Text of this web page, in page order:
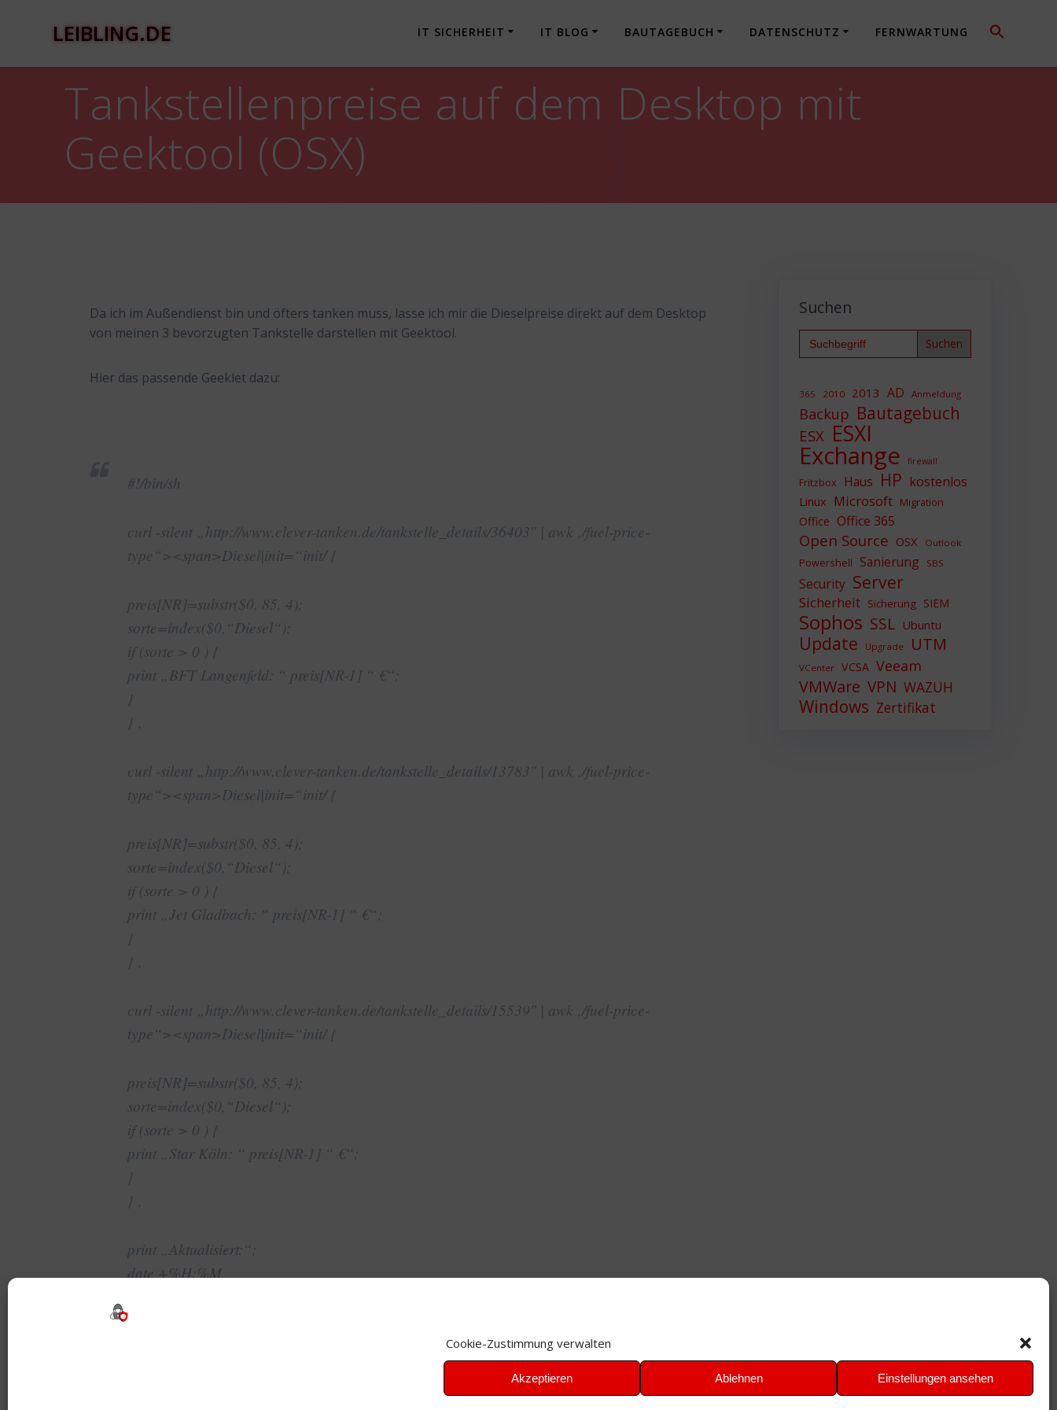
Cookie-Zustimmung verwalten
Akzeptieren Ablehnen Einstellungen ansehen
LEIBLING.DE IT SICHERHEIT IT BLOG BAUTAGEBUCH DATENSCHUTZ FERNWARTUNG
Tankstellenpreise auf dem Desktop mit
Geektool (OSX)
Da ich im Außendienst bin und öfters tanken muss, lasse ich mir die Dieselpreise direkt auf dem Desktop
von meinen 3 bevorzugten Tankstelle darstellen mit Geektool.
Hier das passende Geeklet dazu:
#!/bin/sh
curl -silent „http://www.clever-tanken.de/tankstelle_details/36403″ | awk ‚/fuel-price-
type“><span>Diesel|init=“init/ {
preis[NR]=substr($0, 85, 4);
sorte=index($0,“Diesel“);
if (sorte > 0 ) {
print „BFT Langenfeld: “ preis[NR-1] “ €“;
}
} ‚
curl -silent „http://www.clever-tanken.de/tankstelle_details/13783″ | awk ‚/fuel-price-
type“><span>Diesel|init=“init/ {
preis[NR]=substr($0, 85, 4);
sorte=index($0,“Diesel“);
if (sorte > 0 ) {
print „Jet Gladbach: “ preis[NR-1] “ €“;
}
} ‚
curl -silent „http://www.clever-tanken.de/tankstelle_details/15539″ | awk ‚/fuel-price-
type“><span>Diesel|init=“init/ {
preis[NR]=substr($0, 85, 4);
sorte=index($0,“Diesel“);
if (sorte > 0 ) {
print „Star Köln: “ preis[NR-1] “ €“;
}
} ‚
print „Aktualisiert:“;
date +%H:%M
Suchen
Search
for:
365 2010 2013 AD Anmeldung
Backup Bautagebuch
ESX ESXI
Exchange firewall
Fritzbox Haus HP kostenlos
Linux Microsoft Migration
Office Office 365
Open Source OSX Outlook
Powershell Sanierung SBS
Security Server
Sicherheit Sicherung SIEM
Sophos SSL Ubuntu
Update Upgrade UTM
VCenter VCSA Veeam
VMWare VPN WAZUH
Windows Zertifikat